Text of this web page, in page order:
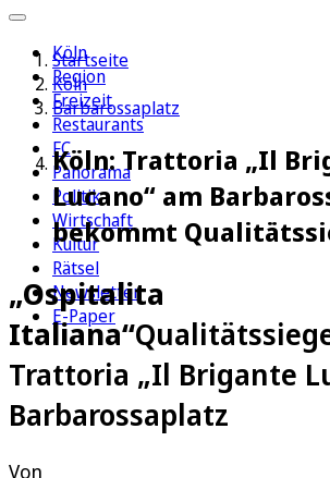
Köln
Region
Freizeit
Restaurants
FC
Panorama
Politik
Wirtschaft
Kultur
Rätsel
Newsletter
E-Paper
Startseite
Köln
Barbarossaplatz
Köln: Trattoria „Il
Lucano“ am
bekommt
„Ospitalita
Italiana“
Trattoria „Il Brigante
Barbarossaplatz
Von